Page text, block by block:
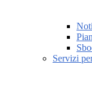
Servizi